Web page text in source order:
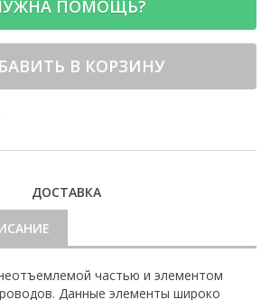
ПОМОЩЬ?
В КОРЗИНУ
ДОСТАВКА
частью и элементом
Данные элементы широко